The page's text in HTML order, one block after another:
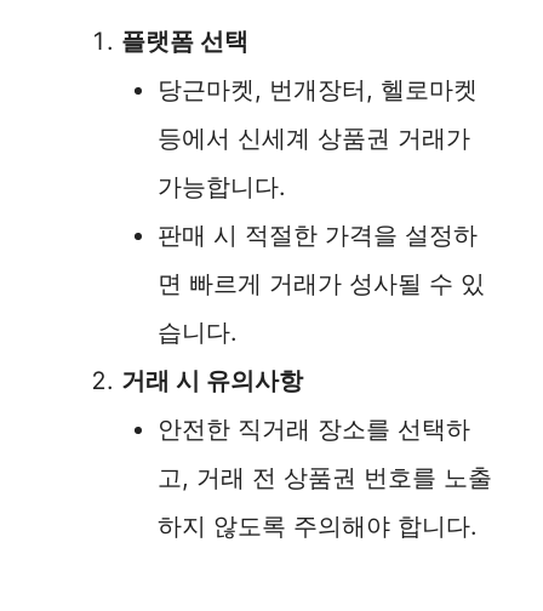
플랫폼 선택
당근마켓, 번개장터, 헬로마켓
등에서 신세계 상품권 거래가
가능합니다.
판매 시 적절한 가격을 설정하
면 빠르게 거래가 성사될 수 있
습니다.
거래 시 유의사항
안전한 직거래 장소를 선택하
고, 거래 전 상품권 번호를 노출
하지 않도록 주의해야 합니다.